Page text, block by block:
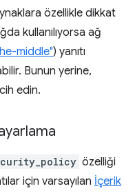
özellikle dikkat
kullanılıyorsa ağ
middle") yanıtı
Bunun yerine,
edin.
özelliği
için varsayılan İçerik